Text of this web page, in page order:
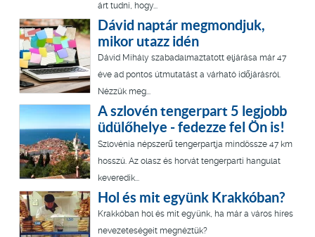
árt tudni, hogy...
Dávid naptár megmondjuk,
mikor utazz idén
Dávid Mihály szabadalmaztatott eljárása már 47
éve ad pontos útmutatást a várható időjárásról.
Nézzük meg...
A szlovén tengerpart 5 legjobb
üdülőhelye - fedezze fel Ön is!
Szlovénia népszerű tengerpartja mindössze 47 km
hosszú. Az olasz és horvát tengerparti hangulat
keveredik...
Hol és mit együnk Krakkóban?
Krakkóban hol és mit együnk, ha már a város híres
nevezeteségeit megnéztük?